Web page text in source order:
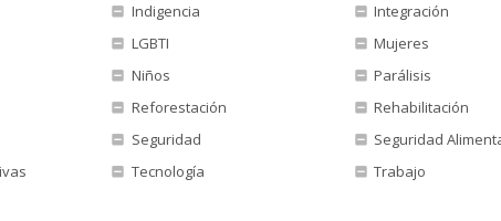
Indigencia
Integración
LGBTI
Mujeres
Niños
Parálisis
Reforestación
Rehabilitación
Seguridad
Seguridad
Tecnología
Trabajo